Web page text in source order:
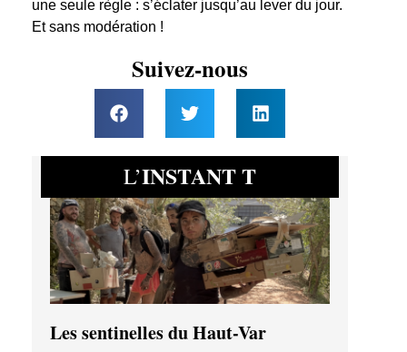
une seule règle : s’éclater jusqu’au lever du jour.
Et sans modération !
Suivez-nous
L’INSTANT T
Les sentinelles du Haut-Var